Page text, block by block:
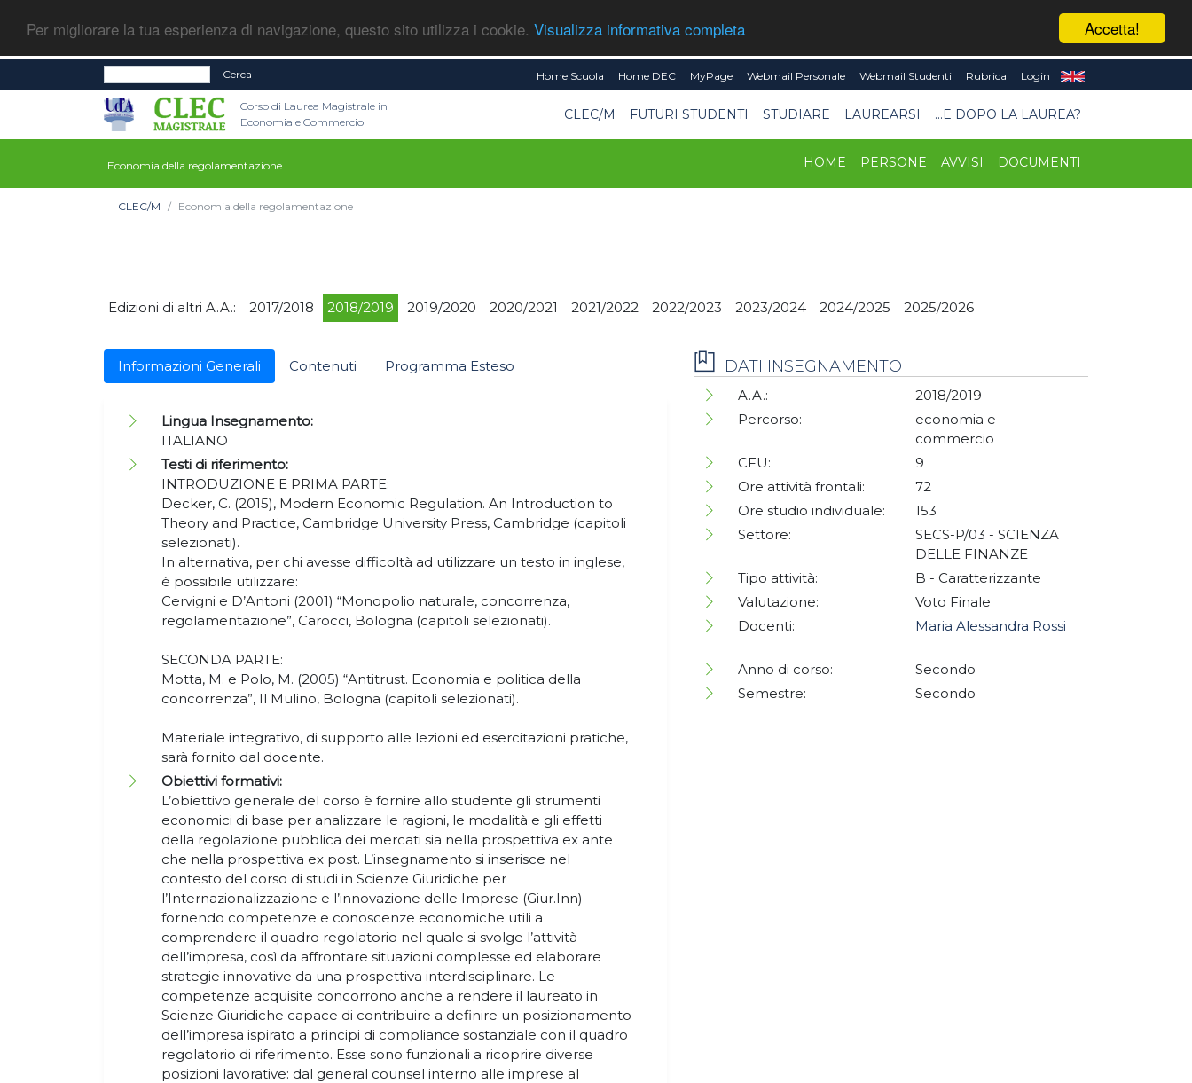
Accetta!
Per migliorare la tua esperienza di navigazione, questo sito utilizza i cookie. Visualizza informativa completa
Cerca Home Scuola Home DEC MyPage Webmail Personale Webmail Studenti Rubrica Login
Corso di Laurea Magistrale in
Economia e Commercio
CLEC/M FUTURI STUDENTI STUDIARE LAUREARSI ...E DOPO LA LAUREA?
Economia della regolamentazione HOME PERSONE AVVISI DOCUMENTI
CLEC/M Economia della regolamentazione
Edizioni di altri A.A.: 2017/2018 2018/2019 2019/2020 2020/2021 2021/2022 2022/2023 2023/2024 2024/2025 2025/2026
Informazioni Generali Contenuti Programma Esteso
Lingua Insegnamento:
ITALIANO
Testi di riferimento:
INTRODUZIONE E PRIMA PARTE:
Decker, C. (2015), Modern Economic Regulation. An Introduction to
Theory and Practice, Cambridge University Press, Cambridge (capitoli
selezionati).
In alternativa, per chi avesse difficoltà ad utilizzare un testo in inglese,
è possibile utilizzare:
Cervigni e D’Antoni (2001) “Monopolio naturale, concorrenza,
regolamentazione”, Carocci, Bologna (capitoli selezionati).
SECONDA PARTE:
Motta, M. e Polo, M. (2005) “Antitrust. Economia e politica della
concorrenza”, Il Mulino, Bologna (capitoli selezionati).
Materiale integrativo, di supporto alle lezioni ed esercitazioni pratiche,
sarà fornito dal docente.
Obiettivi formativi:
L’obiettivo generale del corso è fornire allo studente gli strumenti
economici di base per analizzare le ragioni, le modalità e gli effetti
della regolazione pubblica dei mercati sia nella prospettiva ex ante
che nella prospettiva ex post. L’insegnamento si inserisce nel
contesto del corso di studi in Scienze Giuridiche per
l’Internazionalizzazione e l’innovazione delle Imprese (Giur.Inn)
fornendo competenze e conoscenze economiche utili a
comprendere il quadro regolatorio nel quale si svolge l’attività
dell’impresa, così da affrontare situazioni complesse ed elaborare
strategie innovative da una prospettiva interdisciplinare. Le
competenze acquisite concorrono anche a rendere il laureato in
Scienze Giuridiche capace di contribuire a definire un posizionamento
dell’impresa ispirato a principi di compliance sostanziale con il quadro
regolatorio di riferimento. Esse sono funzionali a ricoprire diverse
posizioni lavorative: dal general counsel interno alle imprese al
DATI INSEGNAMENTO
A.A.:
2018/2019
Percorso:
economia e
commercio
CFU:
9
Ore attività frontali:
72
Ore studio individuale:
153
Settore:
SECS-P/03 - SCIENZA
DELLE FINANZE
Tipo attività:
B - Caratterizzante
Valutazione:
Voto Finale
Docenti:
Maria Alessandra Rossi
Anno di corso:
Secondo
Semestre:
Secondo